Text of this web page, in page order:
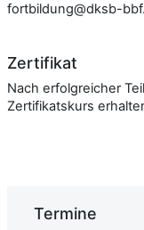
fortbildung@dksb-
Zertifikat
Nach erfolgreicher
Zertifikatskurs
Termine